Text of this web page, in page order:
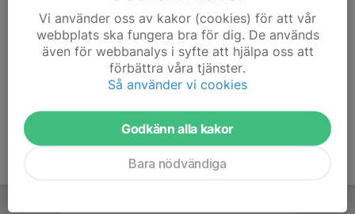
Här hamnar automatiskt de senaste nyheterna på hemsidan. För
att kunna börja administrera hemsidan loggar du in högst upp till
höger.
Vi använder oss av kakor (cookies) för att vår
webbplats ska fungera bra för dig. De används
även för webbanalys i syfte att hjälpa oss att
förbättra våra tjänster.
Så använder vi cookies
Godkänn alla kakor
Bara nödvändiga